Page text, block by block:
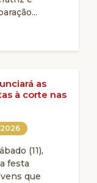
as
à corte nas
(11),
festa
que